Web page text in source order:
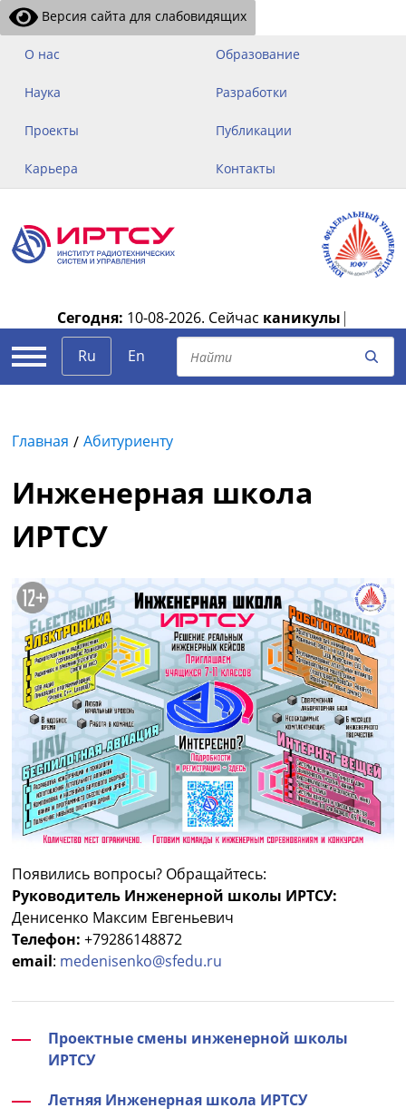
Версия сайта для слабовидящих
О нас Образование
Наука Разработки
Проекты Публикации
Карьера Контакты
Сегодня: 10-08-2026. Сейчас каникулы |
Ru
En
Главная Абитуриенту
Инженерная школа
ИРТСУ
Появились вопросы? Обращайтесь:
Руководитель Инженерной школы ИРТСУ:
Денисенко Максим Евгеньевич
Телефон: +79286148872
email: medenisenko@sfedu.ru
Проектные смены инженерной школы
ИРТСУ
Летняя Инженерная школа ИРТСУ